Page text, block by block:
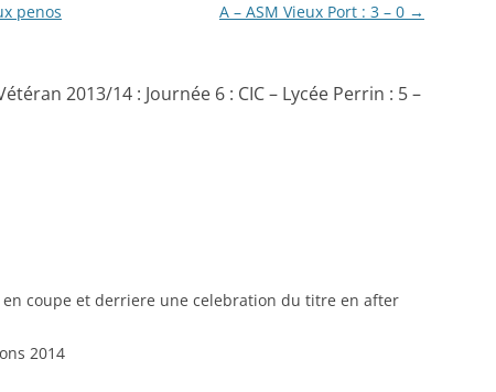
penos
A – ASM Vieux Port : 3 – 0 →
2013/14 : Journée 6 : CIC – Lycée Perrin : 5 –
coupe et derriere une celebration du titre en after
2014